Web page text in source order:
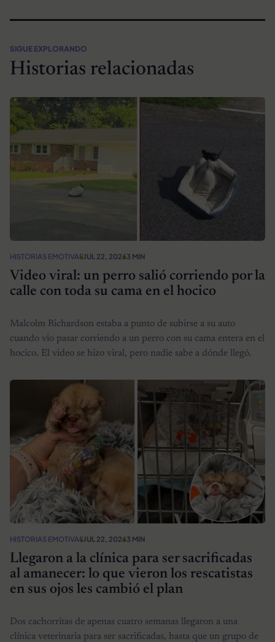
SIGUE EXPLORANDO
Historias relacionadas
HISTORIAS EMOTIVASJUL 22, 20263 MIN
Video viral: un perro salió corriendo por la
calle con toda su cama en el hocico
Malcolm Richardson estaba a punto de subirse a su auto
cuando vio pasar corriendo a un perro con su cama entera en el
hocico. El video se hizo viral, pero nadie sabe a dónde llegó.
HISTORIAS EMOTIVASJUL 22, 20263 MIN
Llegaron a la clínica para ser sacrificadas
al amanecer: lo que vieron los rescatistas
en sus ojos les cambió el plan
Dos cachorritas de apenas cuatro semanas llegaron a una
clínica veterinaria para ser sacrificadas, hasta que un grupo de